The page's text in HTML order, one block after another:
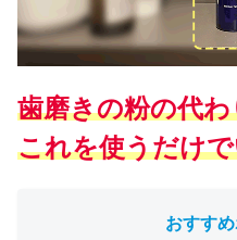
歯磨きの粉の代
これを使うだけ
おすすめ